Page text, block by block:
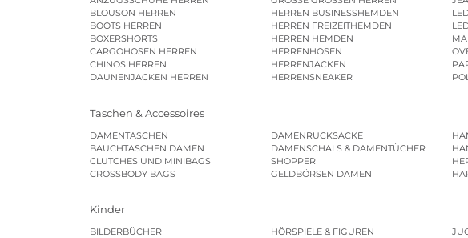
BLOUSON HERREN
BOOTS HERREN
BOXERSHORTS
CARGOHOSEN HERREN
CHINOS HERREN
DAUNENJACKEN HERREN
HERREN BUSINESSHEMDEN
HERREN FREIZEITHEMDEN
HERREN HEMDEN
HERRENHOSEN
HERRENJACKEN
HERRENSNEAKER
Taschen & Accessoires
DAMENTASCHEN
BAUCHTASCHEN DAMEN
CLUTCHES UND MINIBAGS
CROSSBODY BAGS
DAMENRUCKSÄCKE
DAMENSCHALS & DAMENTÜCHER
SHOPPER
GELDBÖRSEN DAMEN
Kinder
BILDERBÜCHER
HÖRSPIELE & FIGUREN